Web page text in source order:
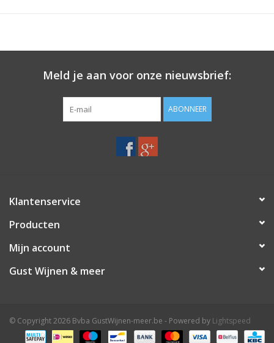
Meld je aan voor onze nieuwsbrief:
ABONNEER
Klantenservice
Producten
Mijn account
Gust Wijnen & meer
© Copyright 2026 Bvba GustWijnen-meer.be - Powered by Lightspeed